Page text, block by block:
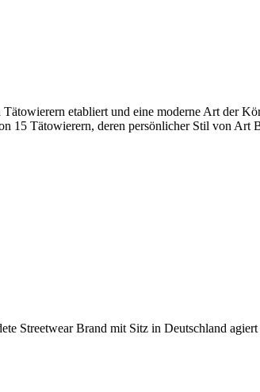
etabliert und eine moderne Art der
15 Tätowierern, deren persönlicher Stil von Art
Streetwear Brand mit Sitz in Deutschland